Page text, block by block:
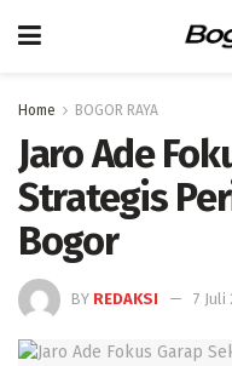
Home BOGOR RAYA
Jaro Ade
Strategis
Bogor
BY REDAKSI 7 Juli